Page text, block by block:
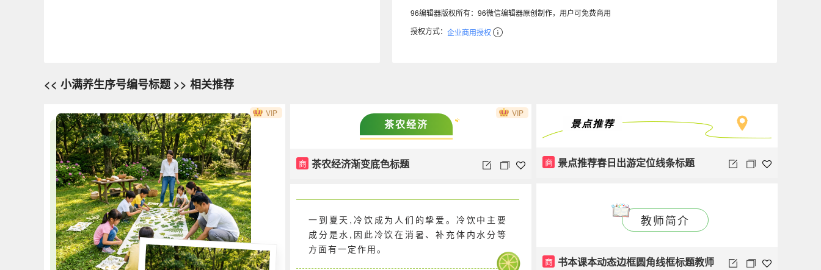
96编辑器版权所有：96微信编辑器原创制作，用户可免费商用
授权方式： 企业商用授权
<< 小满养生序号编号标题 >> 相关推荐
VIP
茶农经济
商 茶农经济渐变底色标题
VIP
景点推荐
商 景点推荐春日出游定位线条标题
教师简介
商 书本课本动态边框圆角线框标题教师
一到夏天,冷饮成为人们的挚爱。冷饮中主要
成分是水,因此冷饮在消暑、补充体内水分等
方面有一定作用。